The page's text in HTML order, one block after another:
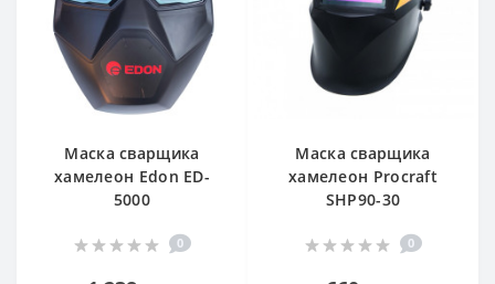
Маска сварщика
хамелеон Edon ED-
5000
0
Маска сварщика
хамелеон Procraft
SHP90-30
0